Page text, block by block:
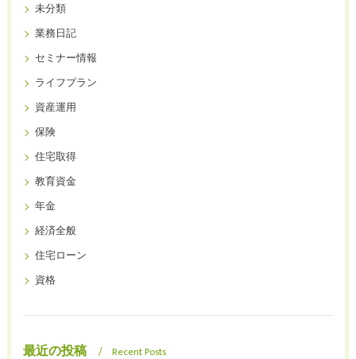
未分類
業務日記
セミナー情報
ライフプラン
資産運用
保険
住宅取得
教育資金
年金
経済全般
住宅ローン
資格
最近の投稿 Recent Posts